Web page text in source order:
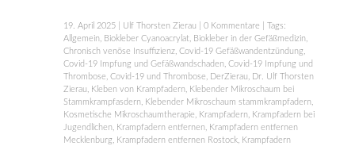
19. April 2025 Ulf Thorsten Zierau 0 Kommentare | Tags:
Allgemein
Biokleber Cyanoacrylat Biokleber in der Gefäßmedizin
Chronisch venöse Insuffizienz Covid-19 Gefäßwandentzündung
Covid-19 Impfung und Gefäßwandschaden Covid-19 Impfung und
Thrombose Covid-19 und Thrombose DerZierau
Dr. Ulf Thorsten
Zierau
Kleben von Krampfadern
Klebender Mikroschaum bei
Stammkrampfasdern
Klebender Mikroschaum stammkrampfadern
Kosmetische Mikroschaumtherapie
Krampfadern
Krampfadern bei
Jugendlichen
Krampfadern entfernen
Krampfadern entfernen
Mecklenburg
Krampfadern entfernen Rostock
Krampfadern